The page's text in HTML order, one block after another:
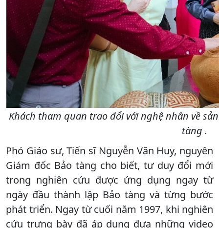
Khách tham quan trao đổi với nghệ nhân về
tàng .
Phó Giáo sư, Tiến sĩ Nguyễn Văn Huy, nguyên
Giám đốc Bảo tàng cho biết, tư duy đổi mới
trong nghiên cứu được ứng dụng ngay từ
ngày đầu thành lập Bảo tàng và từng bước
phát triển. Ngay từ cuối năm 1997, khi nghiên
cứu trưng bày đã áp dụng đưa những video